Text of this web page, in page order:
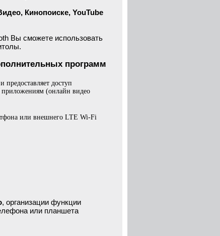
Кинопоиске, YouTube
Вы сможете использовать
программ
предоставляет доступ
(онлайн видео
или внешнего LTE Wi-Fi
, организации функции
или планшета